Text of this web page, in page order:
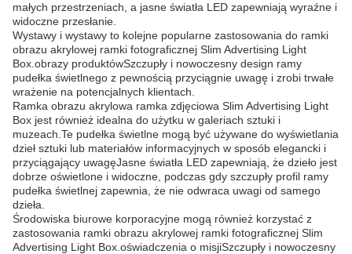
małych przestrzeniach, a jasne światła LED zapewniają wyraźne i
widoczne przesłanie.
Wystawy i wystawy to kolejne popularne zastosowania do ramki
obrazu akrylowej ramki fotograficznej Slim Advertising Light
Box.obrazy produktówSzczupły i nowoczesny design ramy
pudełka świetlnego z pewnością przyciągnie uwagę i zrobi trwałe
wrażenie na potencjalnych klientach.
Ramka obrazu akrylowa ramka zdjęciowa Slim Advertising Light
Box jest również idealna do użytku w galeriach sztuki i
muzeach.Te pudełka świetlne mogą być używane do wyświetlania
dzieł sztuki lub materiałów informacyjnych w sposób elegancki i
przyciągający uwagęJasne światła LED zapewniają, że dzieło jest
dobrze oświetlone i widoczne, podczas gdy szczupły profil ramy
pudełka świetlnej zapewnia, że nie odwraca uwagi od samego
dzieła.
Środowiska biurowe korporacyjne mogą również korzystać z
zastosowania ramki obrazu akrylowej ramki fotograficznej Slim
Advertising Light Box.oświadczenia o misjiSzczupły i nowoczesny